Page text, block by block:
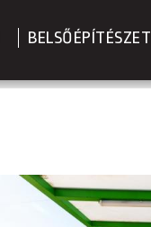
BELSŐÉPÍTÉSZET